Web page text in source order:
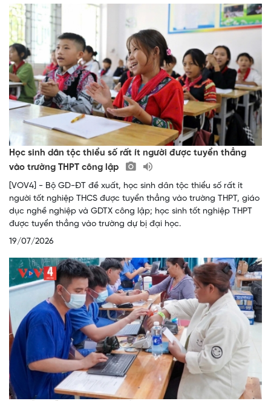
Học sinh dân tộc thiểu số rất ít người được tuyển thẳng
vào trường THPT công lập
[VOV4] - Bộ GD-ĐT đề xuất, học sinh dân tộc thiểu số rất ít
người tốt nghiệp THCS được tuyển thẳng vào trường THPT, giáo
dục nghề nghiệp và GDTX công lập; học sinh tốt nghiệp THPT
được tuyển thẳng vào trường dự bị đại học.
19/07/2026